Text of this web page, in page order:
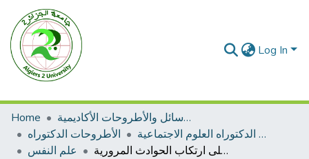
Log In
Home
الرسائل والأطروحات الأكاديمية
الأطروحات الدكتوراه
الأطروحات الدكتوراه العلوم الاجتماعية
علم النفس
اثر سمات الشخصية و التحكم المدرك و سلوك القيادة المخاطرة على ارتكاب الحوادث المرورية